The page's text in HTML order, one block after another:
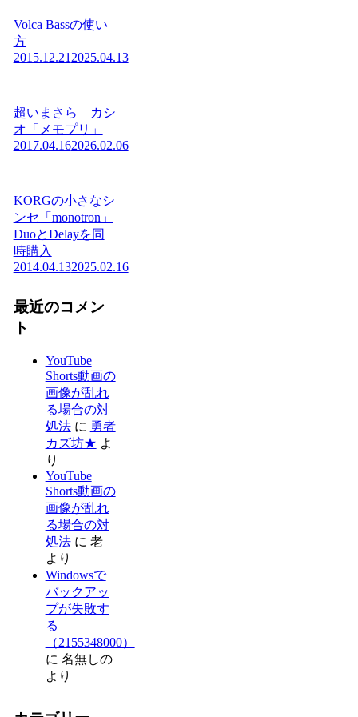
Volca Bassの使い
方
2015.12.21 2025.04.13
超いまさら カシ
オ「メモプリ」
2017.04.162026.02.06
KORGの小さなシ
ンセ「monotron」
DuoとDelayを同
時購入
2014.04.132025.02.16
最近のコメン
ト
YouTube
Shorts動画の
画像が乱れ
る場合の対
処法に 勇者
カズ坊★ よ
り
YouTube
Shorts動画の
画像が乱れ
る場合の対
処法に 老
より
Windowsで
バックアッ
プが失敗す
る
（2155348000）
に 名無しの
より